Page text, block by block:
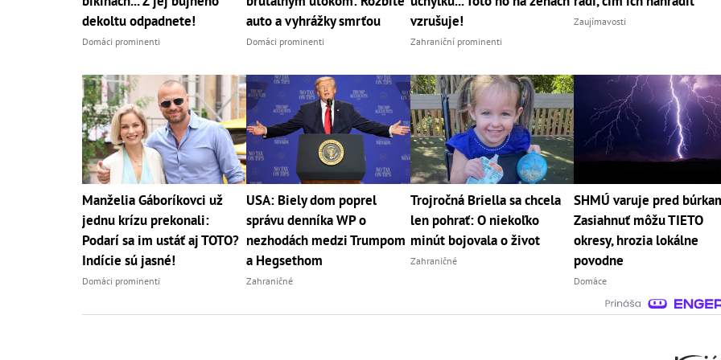
dekoltu odpadnete!
Domáci prominenti
auto a vyhrážky smrťou
Domáci prominenti
vzrušuje!
Zahraniční prominenti
Zaujímavosti
Manželia Gáboríkovci už
jednu krízu prekonali:
Podarí sa im ustáť aj TOTO?
Indície sú jasné!
Domáci prominenti
USA: Biely dom poprel
správu denníka WP o
nezhodách medzi Trumpom
a Hegsethom
Zahraničné
Trojročná Briella sa chcela
len pohrať: O niekoľko
minút bojovala o život
Zahraničné
SHMÚ varuje pred
Zasiahnuť môžu TIETO
okresy, hrozia lokálne
povodne
Domáce